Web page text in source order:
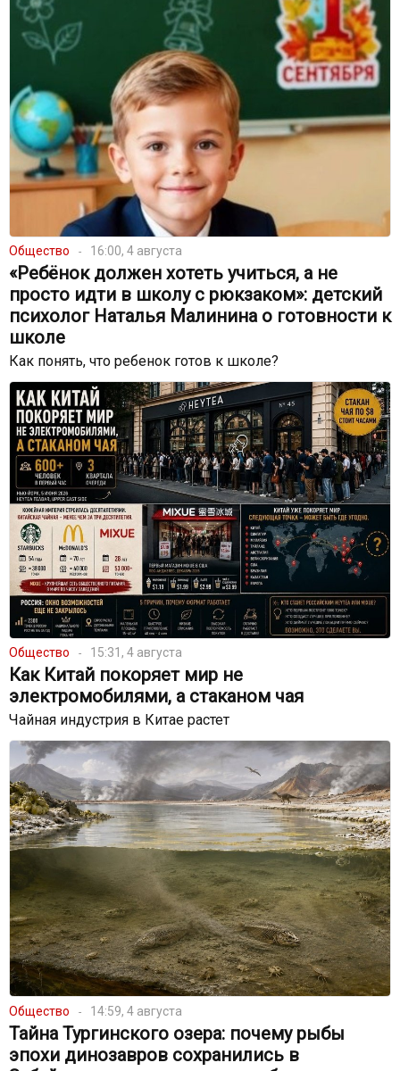
Общество 16:00, 4 августа
«Ребёнок должен хотеть учиться, а не
просто идти в школу с рюкзаком»: детский
психолог Наталья Малинина о готовности к
школе
Как понять, что ребенок готов к школе?
Общество 15:31, 4 августа
Как Китай покоряет мир не
электромобилями, а стаканом чая
Чайная индустрия в Китае растет
Общество 14:59, 4 августа
Тайна Тургинского озера: почему рыбы
эпохи динозавров сохранились в